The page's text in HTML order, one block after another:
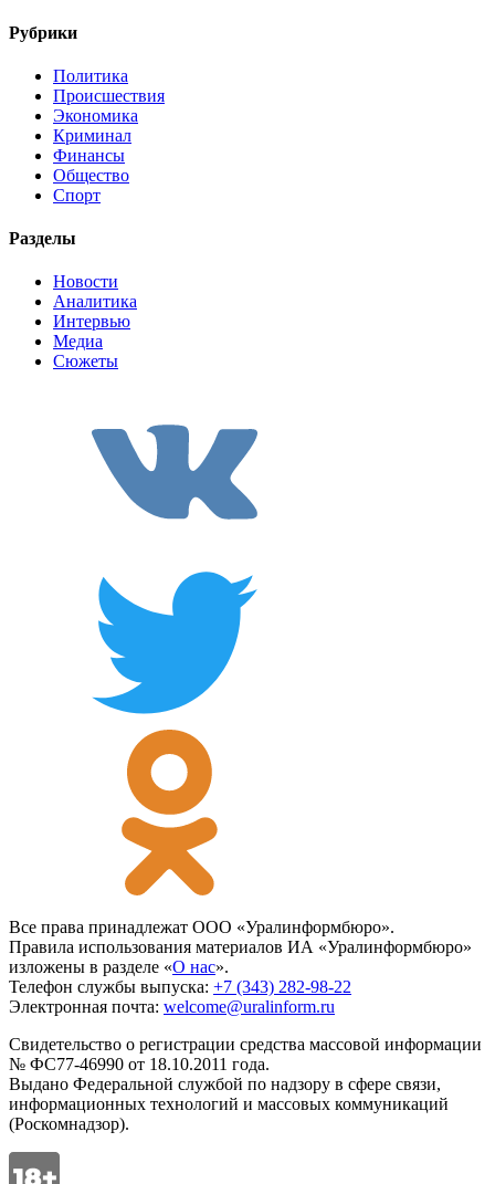
Рубрики
Политика
Происшествия
Экономика
Криминал
Финансы
Общество
Спорт
Разделы
Новости
Аналитика
Интервью
Медиа
Сюжеты
Все права принадлежат ООО «Уралинформбюро».
Правила использования материалов ИА «Уралинформбюро»
изложены в разделе «О нас».
Телефон службы выпуска: +7 (343) 282-98-22
Электронная почта: welcome@uralinform.ru
Свидетельство о регистрации средства массовой информации
№ ФС77-46990 от 18.10.2011 года.
Выдано Федеральной службой по надзору в сфере связи,
информационных технологий и массовых коммуникаций
(Роскомнадзор).